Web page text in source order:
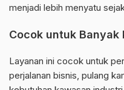
menjadi lebih menyatu
Cocok untuk Banyak
Layanan ini cocok untuk
perjalanan bisnis, pulang